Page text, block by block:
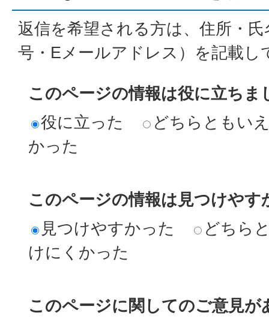
返信を希望される方は、住所・
号・Eメールアドレス）を記載し
このページの情報は役に立ちま
役に立った
どちらともい
かった
このページの情報は見つけやす
見つけやすかった
どちら
けにくかった
このページに関してのご意見